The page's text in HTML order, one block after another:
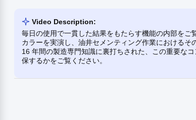
Video Description:
毎日の使用で一貫した結果をもたらす機能の内部を
カラーを実演し、油井セメンティング作業における
16 年間の製造専門知識に裏打ちされた、この重要な
保するかをご覧ください。